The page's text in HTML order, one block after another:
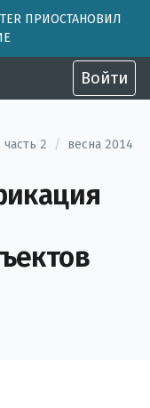
ПРИОСТАНОВИЛ
Войти
2 / весна 2014